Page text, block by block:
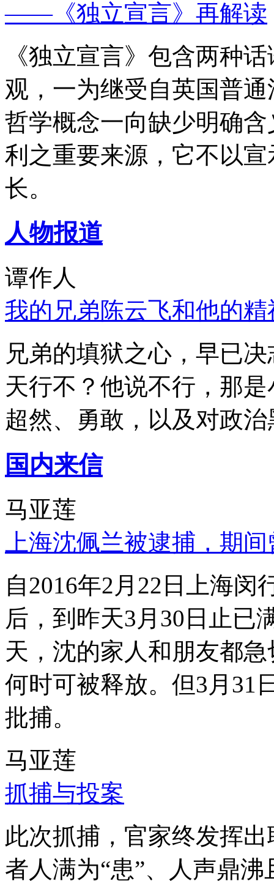
——《独立宣言》再解读
《独立宣言》包含两种
观，一为继受自英国普
哲学概念一向缺少明确
利之重要来源，它不以
长。
人物报道
谭作人
我的兄弟陈云飞和他的
兄弟的填狱之心，早已
天行不？他说不行，那
超然、勇敢，以及对政
国内来信
马亚莲
上海沈佩兰被逮捕，期
自2016年2月22日上海
后，到昨天3月30日止已
天，沈的家人和朋友都
何时可被释放。但3月31
批捕。
马亚莲
抓捕与投案
此次抓捕，官家终发挥
者人满为“患”、人声鼎